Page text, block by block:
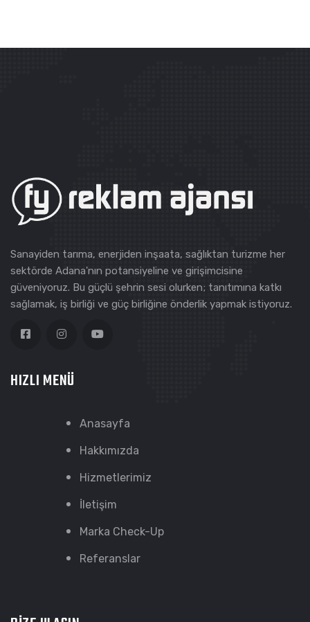
Sanayiden tarıma, enerjiden inşaata, sağlıktan turizme her
sektörde Adana'nın potansiyeline ve girişimcisine
güveniyoruz. Bu güçlü şehrin sesi olurken; tanıtımına katkı
sağlamak, iş birliği ve güç birliğine önderlik yapmak istiyoruz.
HIZLI MENÜ
Anasayfa
Hakkımızda
Hizmetlerimiz
İletişim
Marka Check-Up
Referanslar